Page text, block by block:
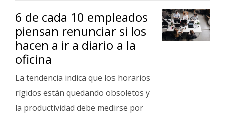
6 de cada 10 empleados
piensan renunciar si los
hacen a ir a diario a la
oficina
La tendencia indica que los horarios
rígidos están quedando obsoletos y
la productividad debe medirse por